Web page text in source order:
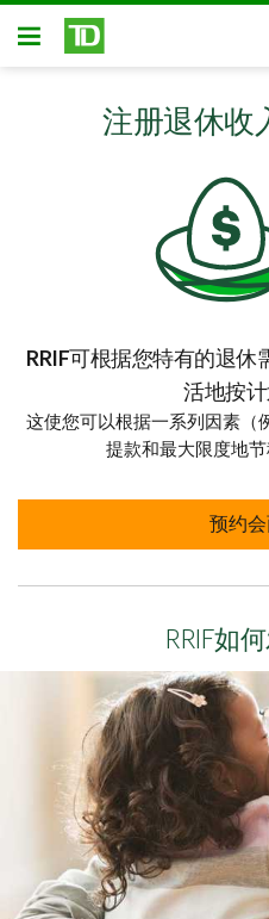
跳转到主要内容
开放式房屋贷款
注册退休收
RRIF可根据您特有的退休
活地按计
这使您可以根据一系列因素（
提款和最大限度地节
预约会
RRIF如